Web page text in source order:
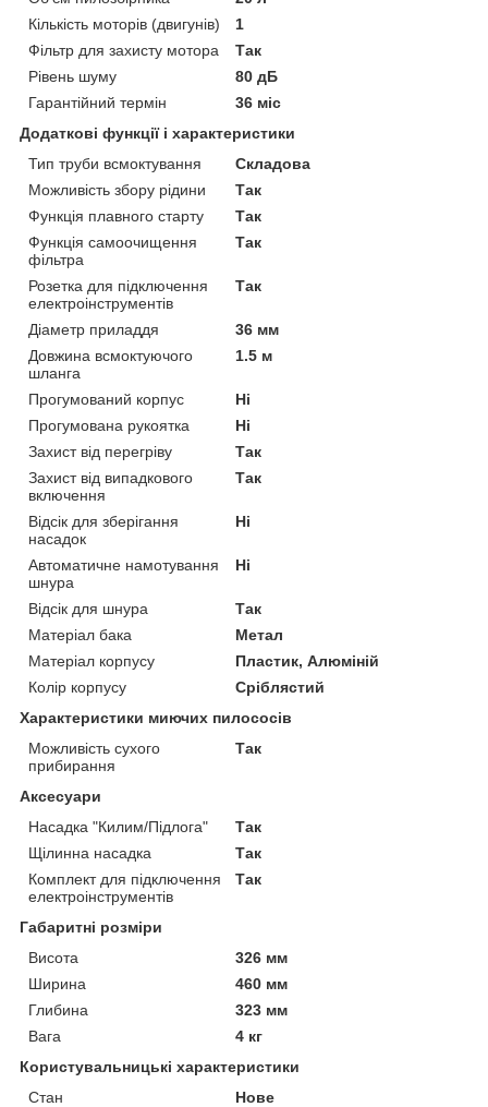
Кількість моторів (двигунів)
1
Фільтр для захисту мотора
Так
Рівень шуму
80 дБ
Гарантійний термін
36 міс
Додаткові функції і характеристики
Тип труби всмоктування
Складова
Можливість збору рідини
Так
Функція плавного старту
Так
Функція самоочищення
фільтра
Так
Розетка для підключення
електроінструментів
Так
Діаметр приладдя
36 мм
Довжина всмоктуючого
шланга
1.5 м
Прогумований корпус
Ні
Прогумована рукоятка
Ні
Захист від перегріву
Так
Захист від випадкового
включення
Так
Відсік для зберігання
насадок
Ні
Автоматичне намотування
шнура
Ні
Відсік для шнура
Так
Матеріал бака
Метал
Матеріал корпусу
Пластик, Алюміній
Колір корпусу
Сріблястий
Характеристики миючих пилососів
Можливість сухого
прибирання
Так
Аксесуари
Насадка "Килим/Підлога"
Так
Щілинна насадка
Так
Комплект для підключення
електроінструментів
Так
Габаритні розміри
Висота
326 мм
Ширина
460 мм
Глибина
323 мм
Вага
4 кг
Користувальницькі характеристики
Стан
Нове